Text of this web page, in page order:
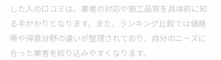
おしゃれな外構工事実現に必要な費用目安
とは
外構工事の費用内訳と各工程ごとのポイン
した人の口コミは、業者の対応や施工品質を具体的に知
る手がかりとなります。また、ランキング比較では価格
帯や得意分野の違いが整理されており、自分のニーズに
合った業者を絞り込みやすくなります。